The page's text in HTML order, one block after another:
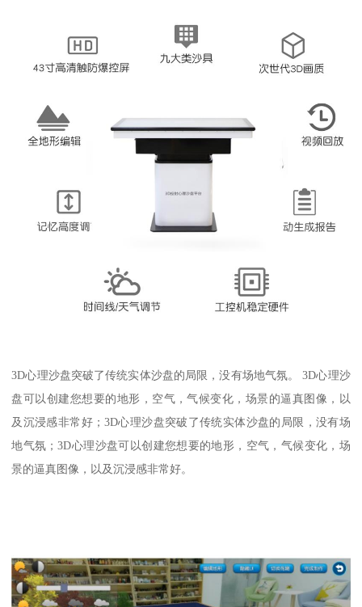
3D心理沙盘突破了传统实体沙盘的局限，没有场地气氛。 3D心理沙
盘可以创建您想要的地形，空气，气候变化，场景的逼真图像，以
及沉浸感非常好；3D心理沙盘突破了传统实体沙盘的局限，没有场
地气氛；3D心理沙盘可以创建您想要的地形，空气，气候变化，场
景的逼真图像，以及沉浸感非常好。